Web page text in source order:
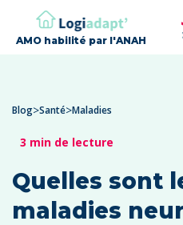
AMO habilité par l'ANAH
Blog>Santé>Maladies
3 min de lecture
Quelles sont
maladies